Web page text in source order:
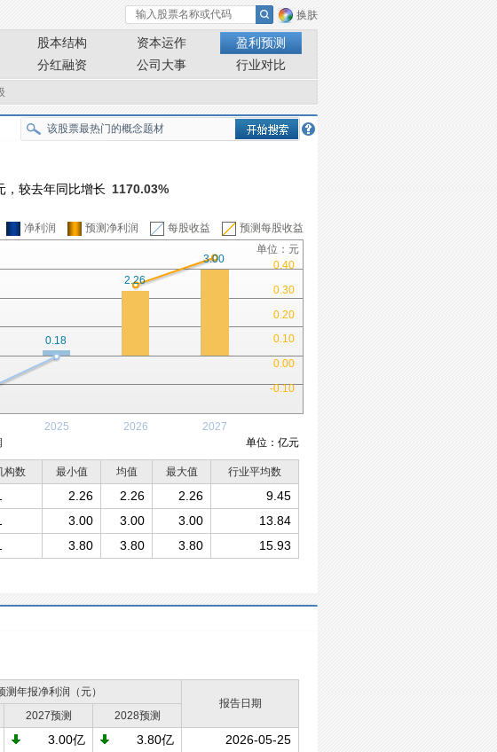
换肤
股本结构 资本运作
盈利预测
分红融资 公司大事 行业对比
，较去年同比增长 1170.03%
净利润 预测净利润 每股收益 预测每股收益
2025 2026 2027
-0.10
0.00
0.10
0.20
0.30
0.40
单位：元
0.18
2.26
3.00
单位：亿元
构数 最小值 均值 最大值 行业平均数
2.26 2.26 2.26
9.45
3.00 3.00 3.00
13.84
3.80 3.80 3.80 15.93
测年报净利润（元）
报告日期
2027预测 2028预测
3.00亿 3.80亿 2026-05-25